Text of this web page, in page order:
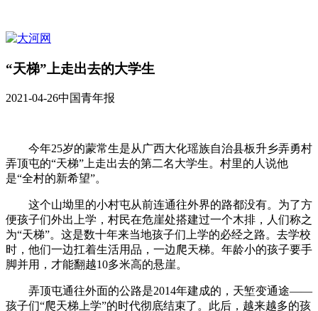
“天梯”上走出去的大学生
2021-04-26中国青年报
今年25岁的蒙常生是从广西大化瑶族自治县板升乡弄勇村
弄顶屯的“天梯”上走出去的第二名大学生。村里的人说他
是“全村的新希望”。
这个山坳里的小村屯从前连通往外界的路都没有。为了方
便孩子们外出上学，村民在危崖处搭建过一个木排，人们称之
为“天梯”。这是数十年来当地孩子们上学的必经之路。去学校
时，他们一边扛着生活用品，一边爬天梯。年龄小的孩子要手
脚并用，才能翻越10多米高的悬崖。
弄顶屯通往外面的公路是2014年建成的，天堑变通途——
孩子们“爬天梯上学”的时代彻底结束了。此后，越来越多的孩